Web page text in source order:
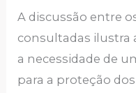
A discussão entre
consultadas ilustra
a necessidade de
para a proteção